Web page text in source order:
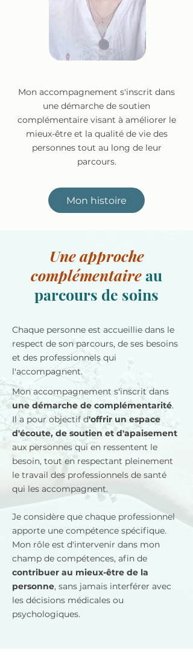
Mon accompagnement s'inscrit dans
une démarche de soutien
complémentaire visant à améliorer le
mieux-être et la qualité de vie des
personnes tout au long de leur
parcours.
Mon histoire
Une approche
complémentaireau
parcours de soins
Chaque personne est accueillie dans le
respect de son parcours, de ses besoins
et des professionnels qui
l'accompagnent.
Mon accompagnement s'inscrit dans
une démarche de complémentarité.
Il a pour objectif d'offrir un espace
d'écoute, de soutien et d'apaisement
aux personnes qui en ressentent le
besoin, tout en respectant pleinement
le travail des professionnels de santé
qui les accompagnent.
Je considère que chaque professionnel
apporte une compétence spécifique.
Mon rôle est d'intervenir dans mon
champ de compétences, afin de
contribuer au mieux-être de la
personne, sans jamais interférer avec
les décisions médicales ou
psychologiques.